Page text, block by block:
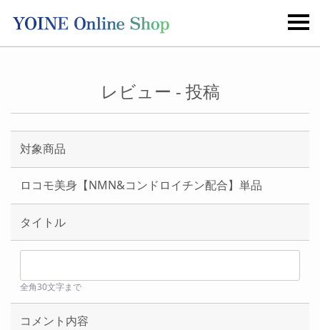
レビュー - 投稿
対象商品
ロコモ美身【NMN&コンドロイチン配合】単品
タイトル
全角30文字まで
コメント内容